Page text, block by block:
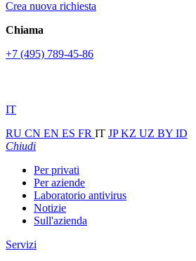
Crea nuova richiesta
Chiama
+7 (495) 789-45-86
IT
RU CN EN ES FR IT JPKZ UZ BY ID
Chiudi
Per privati
Per aziende
Laboratorio antivirus
Notizie
Sull'azienda
Servizi